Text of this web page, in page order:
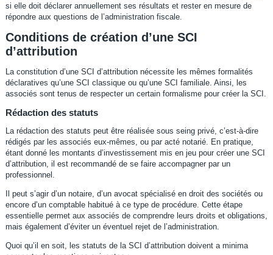
si elle doit déclarer annuellement ses résultats et rester en mesure de
répondre aux questions de l’administration fiscale.
Conditions de création d’une SCI
d’attribution
La constitution d’une SCI d’attribution nécessite les mêmes formalités
déclaratives qu’une SCI classique ou qu’une SCI familiale. Ainsi, les
associés sont tenus de respecter un certain formalisme pour créer la SCI.
Rédaction des statuts
La rédaction des statuts peut être réalisée sous seing privé, c’est-à-dire
rédigés par les associés eux-mêmes, ou par acté notarié. En pratique,
étant donné les montants d’investissement mis en jeu pour créer une SCI
d’attribution, il est recommandé de se faire accompagner par un
professionnel.
Il peut s’agir d’un notaire, d’un avocat spécialisé en droit des sociétés ou
encore d’un comptable habitué à ce type de procédure. Cette étape
essentielle permet aux associés de comprendre leurs droits et obligations,
mais également d’éviter un éventuel rejet de l’administration.
Quoi qu’il en soit, les statuts de la SCI d’attribution doivent a minima